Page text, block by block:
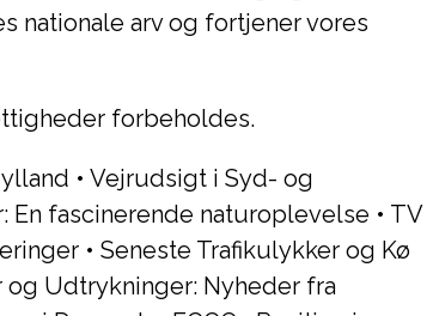
nationale arv og fortjener vores
forbeholdes.
• Vejrudsigt i Syd- og
En fascinerende naturoplevelse • TV
• Seneste Trafikulykker og Kø
og Udtrykninger: Nyheder fra